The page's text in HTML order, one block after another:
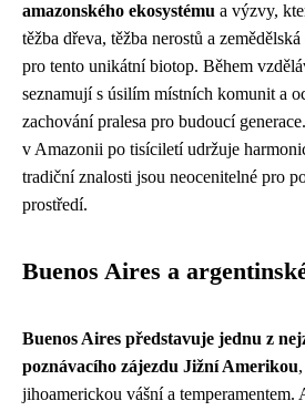
amazonského ekosystému a výzvy,
těžba dřeva, těžba nerostů a
pro tento unikátní biotop. Během
seznamují s úsilím místních komunit a
zachování pralesa pro budoucí
v Amazonii po tisíciletí udržuje
tradiční znalosti jsou neocenitelné pro
prostředí.
Buenos Aires a
Buenos Aires představuje jednu z
poznávacího zájezdu Jižní Amerikou
jihoamerickou vášní a temperamentem.